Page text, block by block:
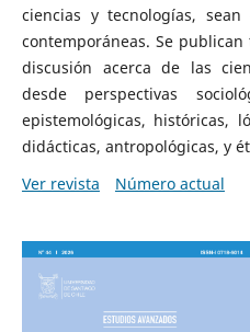
ciencias y tecnologías,
contemporáneas. Se
discusión acerca de las
desde perspectivas
epistemológicas, históricas,
didácticas, antropológicas, y
Ver revista
Número actual